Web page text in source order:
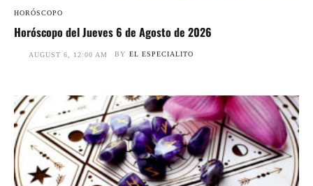
HORÓSCOPO
Horóscopo del Jueves 6 de Agosto de 2026
AUGUST 6, 12:00 AM BY EL ESPECIALITO